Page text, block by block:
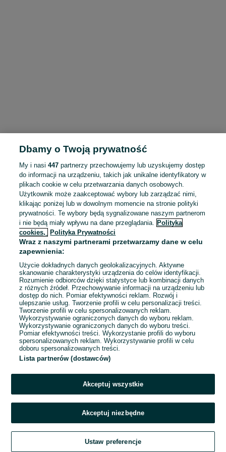
To ogłoszenie nie jest już dostępne
Przejdź na stronę główną
Dbamy o Twoją prywatność
My i nasi447 partnerzy przechowujemy lub uzyskujemy dostęp
do informacji na urządzeniu, takich jak unikalne identyfikatory w
plikach cookie w celu przetwarzania danych osobowych.
Użytkownik może zaakceptować wybory lub zarządzać nimi,
klikając poniżej lub w dowolnym momencie na stronie polityki
prywatności. Te wybory będą sygnalizowane naszym partnerom
i nie będą miały wpływu na dane przeglądania. Polityka
cookies,
Polityka Prywatności
Wraz z naszymi partnerami przetwarzamy dane w celu
zapewnienia:
Użycie dokładnych danych geolokalizacyjnych. Aktywne
skanowanie charakterystyki urządzenia do celów identyfikacji.
Rozumienie odbiorców dzięki statystyce lub kombinacji danych
z różnych źródeł. Przechowywanie informacji na urządzeniu lub
dostęp do nich. Pomiar efektywności reklam. Rozwój i
ulepszanie usług. Tworzenie profili w celu personalizacji treści.
Tworzenie profili w celu spersonalizowanych reklam.
Wykorzystywanie ograniczonych danych do wyboru reklam.
Wykorzystywanie ograniczonych danych do wyboru treści.
Pomiar efektywności treści. Wykorzystanie profili do wyboru
spersonalizowanych reklam. Wykorzystywanie profili w celu
doboru spersonalizowanych treści.
Lista partnerów (dostawców)
Akceptuj wszystkie
Akceptuj niezbędne
Ustaw preferencje